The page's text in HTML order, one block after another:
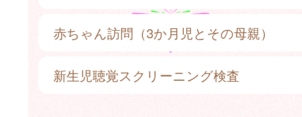
赤ちゃん訪問（3か月児とその母親）
新生児聴覚スクリーニング検査